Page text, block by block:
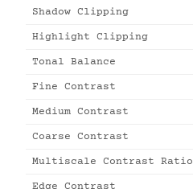
Shadow Clipping
Highlight Clipping
Tonal Balance
Fine Contrast
Medium Contrast
Coarse Contrast
Multiscale Contrast Ratio